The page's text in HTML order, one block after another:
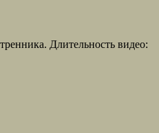
Длительность видео: